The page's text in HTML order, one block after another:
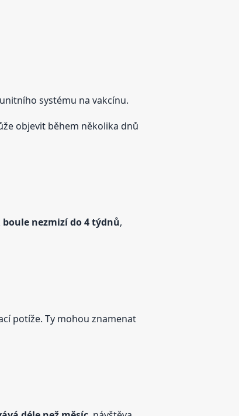
systému na vakcínu.
objevit během několika dnů
boulenezmizí do 4 týdnů,
potíže. Ty mohou znamenat